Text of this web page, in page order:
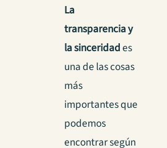
La
transparencia y
la sinceridades
una de las cosas
más
importantes que
podemos
encontrar según